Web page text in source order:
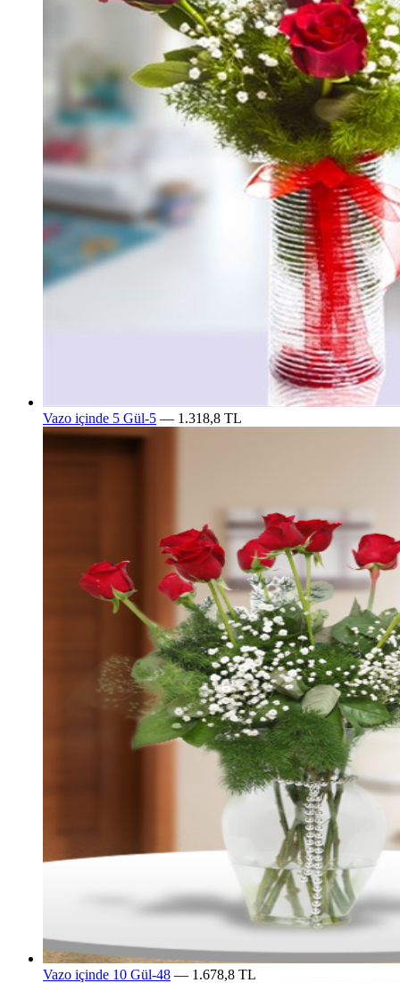
Vazo içinde 5 Gül-5 — 1.318,8 TL
Vazo içinde 10 Gül-48 — 1.678,8 TL